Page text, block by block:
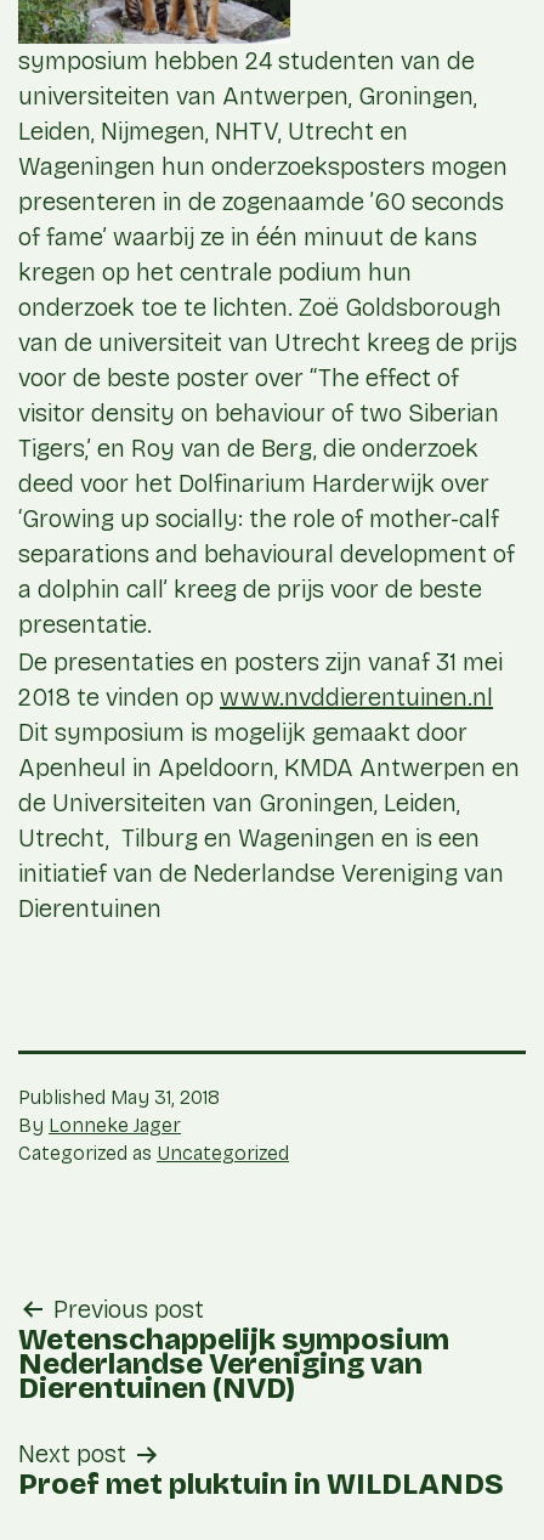
symposium hebben 24 studenten van de
universiteiten van Antwerpen, Groningen,
Leiden, Nijmegen, NHTV, Utrecht en
Wageningen hun onderzoeksposters mogen
presenteren in de zogenaamde ’60 seconds
of fame’ waarbij ze in één minuut de kans
kregen op het centrale podium hun
onderzoek toe te lichten. Zoë Goldsborough
van de universiteit van Utrecht kreeg de prijs
voor de beste poster over “The effect of
visitor density on behaviour of two Siberian
Tigers,’ en Roy van de Berg, die onderzoek
deed voor het Dolfinarium Harderwijk over
‘Growing up socially: the role of mother-calf
separations and behavioural development of
a dolphin call’ kreeg de prijs voor de beste
presentatie.
De presentaties en posters zijn vanaf 31 mei
2018 te vinden op www.nvddierentuinen.nl
Dit symposium is mogelijk gemaakt door
Apenheul in Apeldoorn, KMDA Antwerpen en
de Universiteiten van Groningen, Leiden,
Utrecht, Tilburg en Wageningen en is een
initiatief van de Nederlandse Vereniging van
Dierentuinen
Published May 31, 2018
By Lonneke Jager
Categorized as Uncategorized
post
navigation
Previous post
Wetenschappelijk symposium
Nederlandse Vereniging van
Dierentuinen (NVD)
Next post
Proef met pluktuin in WILDLANDS